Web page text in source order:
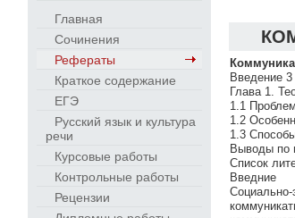
Главная
Сочинения
Рефераты
Краткое содержание
ЕГЭ
Русский язык и культура
речи
Курсовые работы
Контрольные работы
Рецензии
Введение 3
Глава 1.
1.1
1.2
1.3
Выводы по
Список
Введние
Социально-